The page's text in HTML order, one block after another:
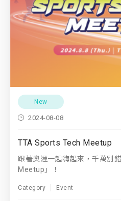
New
2024-08-08
TTA Sports Tech Meetup
跟著奧運一起嗨起來，千萬別
Meetup」！
Category Event